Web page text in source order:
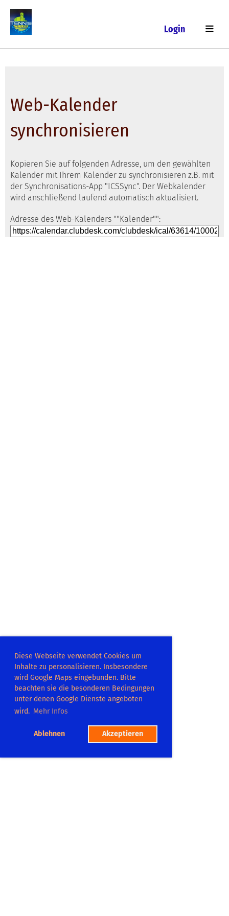
Diese Webseite verwendet Cookies um
Inhalte zu personalisieren. Insbesondere
wird Google Maps eingebunden. Bitte
beachten sie die besonderen Bedingungen
unter denen Google Dienste angeboten
wird. Mehr Infos
Ablehnen Akzeptieren
Login
Web-Kalender
synchronisieren
Kopieren Sie auf folgenden Adresse, um den gewählten
Kalender mit Ihrem Kalender zu synchronisieren z.B. mit
der Synchronisations-App "ICSSync". Der Webkalender
wird anschließend laufend automatisch aktualisiert.
Adresse des Web-Kalenders ""Kalender"":